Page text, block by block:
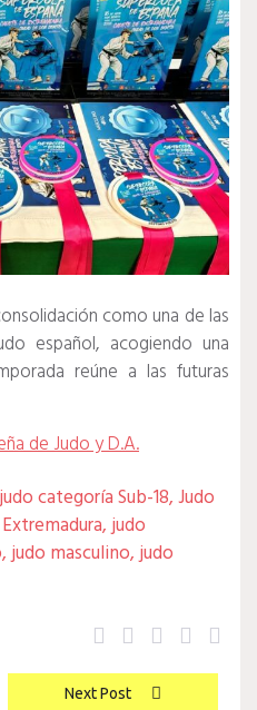
como una de las
español, acogiendo una
reúne a las futuras
de Judo y D.A.
categoría Sub-18,Judo
,judo
,judo masculino,judo
Next Post
TwitterFacebook
Pinterest